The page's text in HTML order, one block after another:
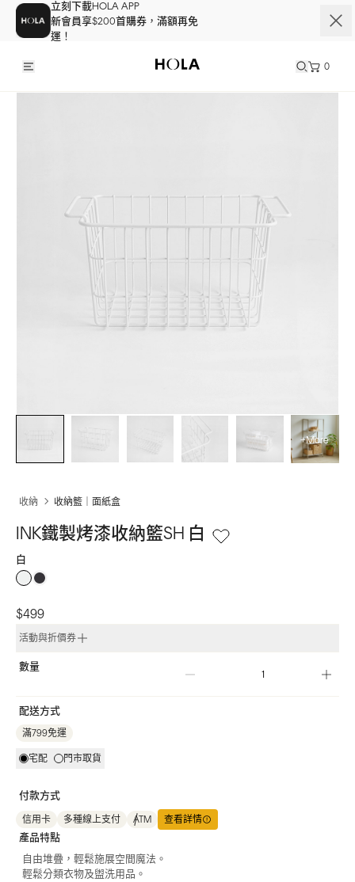
立刻下載HOLA APP
新會員享$200首購券，滿額再免
運！
0
+More
收納 收納籃｜面紙盒
INK鐵製烤漆收納籃SH 白
白
$499
活動與折價券
數量
配送方式
滿799免運
宅配 門市取貨
付款方式
信用卡 多種線上支付 ATM 查看詳情
產品特點
自由堆疊，輕鬆施展空間魔法。
輕鬆分類衣物及盥洗用品。